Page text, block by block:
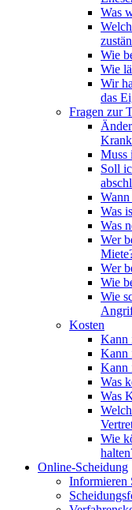
Was
Wie
Wie
Wir
das
Fragen zur
Muss
Soll
Wann
Was
Was
Wer
Wer
Wie
Wie
Kosten
Kann
Kann
Kann
Was
Was
Wie
Online-Scheidung
Informieren